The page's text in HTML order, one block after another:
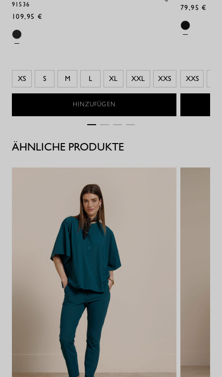
91536
109,95 €
XS S M L XL XXL XXS
HINZUFÜGEN
79,95 €
XXS
ÄHNLICHE PRODUKTE